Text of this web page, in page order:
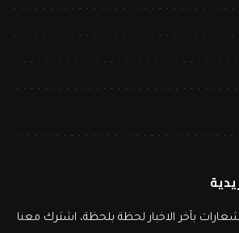
بآخر الاخبار لحظة بلحظة، اشترك معنا